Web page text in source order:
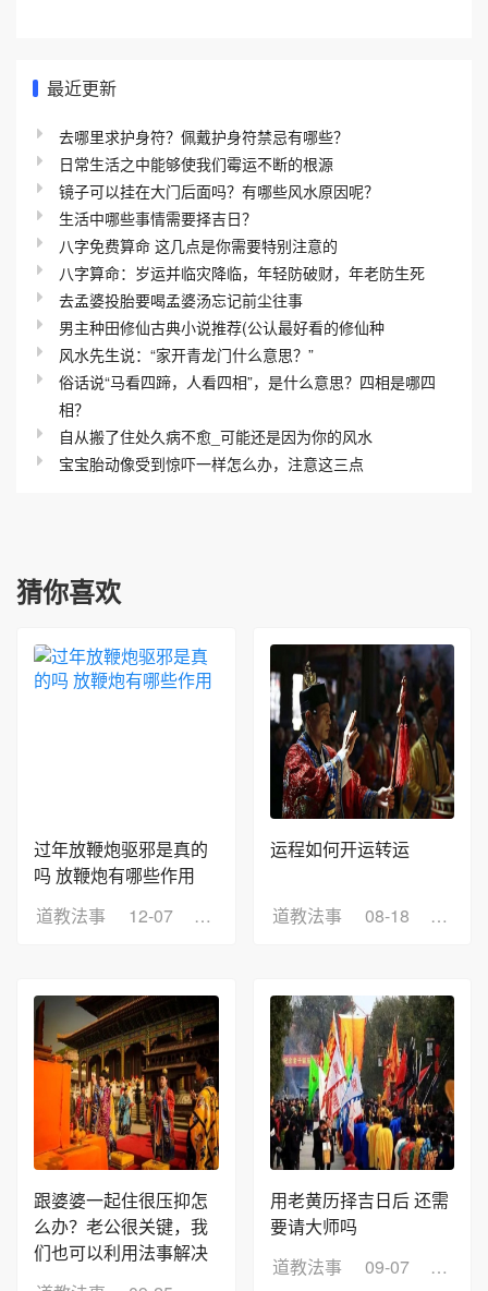
最近更新
去哪里求护身符？佩戴护身符禁忌有哪些？
日常生活之中能够使我们霉运不断的根源
镜子可以挂在大门后面吗？有哪些风水原因呢？
生活中哪些事情需要择吉日？
八字免费算命 这几点是你需要特别注意的
八字算命：岁运并临灾降临，年轻防破财，年老防生死
去孟婆投胎要喝孟婆汤忘记前尘往事
男主种田修仙古典小说推荐(公认最好看的修仙种
风水先生说：“家开青龙门什么意思？”
俗话说“马看四蹄，人看四相”，是什么意思？四相是哪四
相？
自从搬了住处久病不愈_可能还是因为你的风水
宝宝胎动像受到惊吓一样怎么办，注意这三点
猜你喜欢
过年放鞭炮驱邪是真的
吗 放鞭炮有哪些作用
道教法事
12-07 浏览：5
运程如何开运转运
道教法事 08-18 浏览
跟婆婆一起住很压抑怎
么办？老公很关键，我
们也可以利用法事解决
用老黄历择吉日后 还需
要请大师吗
道教法事
09-07 浏览